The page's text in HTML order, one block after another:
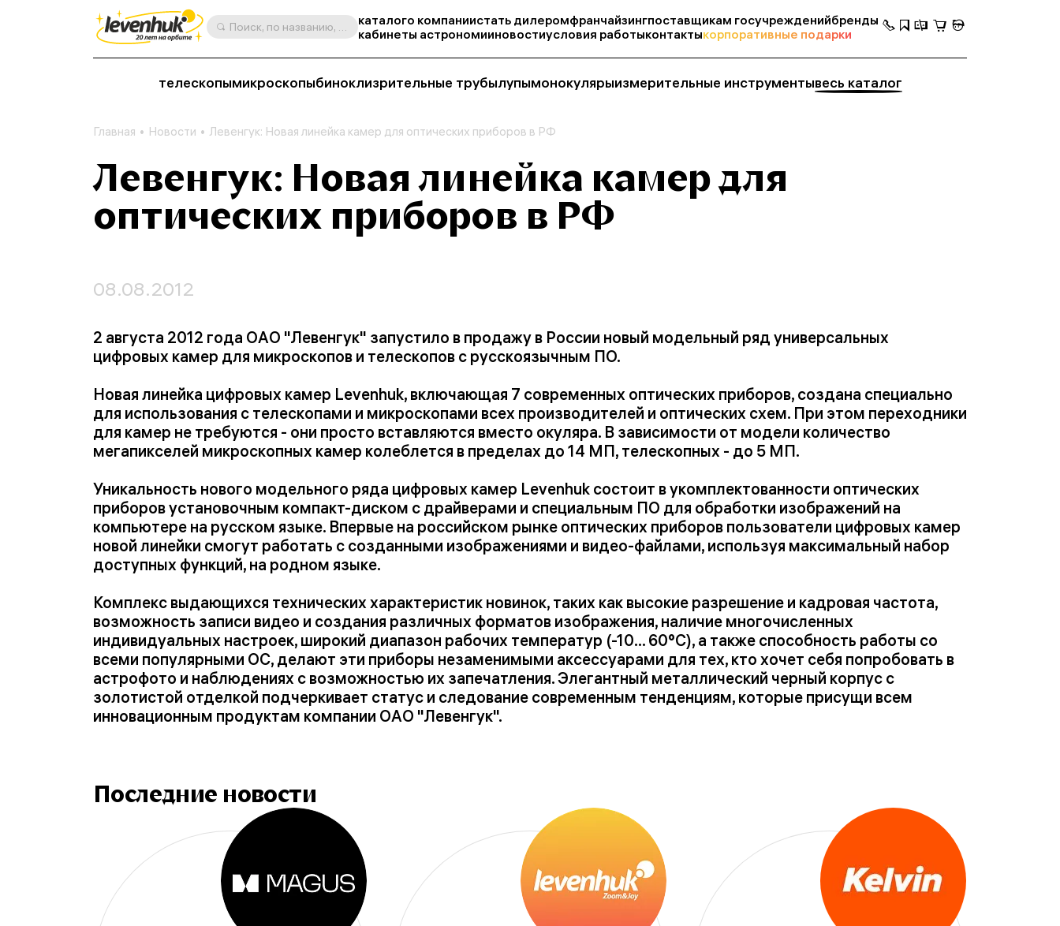
Поиск, по названию, артикулу, категории и др. каталого компаниистать дилеромфранчайзингпоставщикам госучрежденийбренды
кабинеты астрономииновостиусловия работыконтактыкорпоративные подарки
телескопымикроскопыбиноклизрительные трубылупымонокулярыизмерительные инструментывесь каталог
Главная Новости Левенгук: Новая линейка камер для оптических приборов в РФ
Левенгук: Новая линейка камер для
оптических приборов в РФ
08.08.2012
2 августа 2012 года ОАО "Левенгук" запустило в продажу в России новый модельный ряд универсальных
цифровых камер для микроскопов и телескопов с русскоязычным ПО.
Новая линейка цифровых камер Levenhuk, включающая 7 современных оптических приборов, создана специально
для использования с телескопами и микроскопами всех производителей и оптических схем. При этом переходники
для камер не требуются - они просто вставляются вместо окуляра. В зависимости от модели количество
мегапикселей микроскопных камер колеблется в пределах до 14 МП, телескопных - до 5 МП.
Уникальность нового модельного ряда цифровых камер Levenhuk состоит в укомплектованности оптических
приборов установочным компакт-диском с драйверами и специальным ПО для обработки изображений на
компьютере на русском языке. Впервые на российском рынке оптических приборов пользователи цифровых камер
новой линейки смогут работать с созданными изображениями и видео-файлами, используя максимальный набор
доступных функций, на родном языке.
Комплекс выдающихся технических характеристик новинок, таких как высокие разрешение и кадровая частота,
возможность записи видео и создания различных форматов изображения, наличие многочисленных
индивидуальных настроек, широкий диапазон рабочих температур (-10... 60°С), а также способность работы со
всеми популярными ОС, делают эти приборы незаменимыми аксессуарами для тех, кто хочет себя попробовать в
астрофото и наблюдениях с возможностью их запечатления. Элегантный металлический черный корпус с
золотистой отделкой подчеркивает статус и следование современным тенденциям, которые присущи всем
инновационным продуктам компании ОАО "Левенгук".
Последние новости